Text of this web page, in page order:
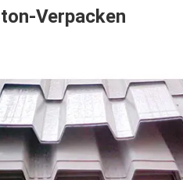
Verpacken